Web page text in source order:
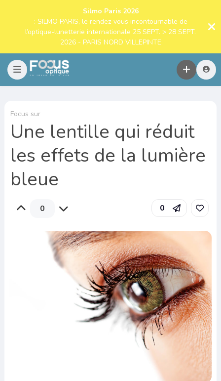
Silmo Paris 2026
: SILMO PARIS, le rendez-vous incontournable de
l’optique-lunetterie internationale 25 SEPT. > 28 SEPT.
2026 - PARIS NORD VILLEPINTE
Focus sur
Une lentille qui réduit
les effets de la lumière
bleue
0 0